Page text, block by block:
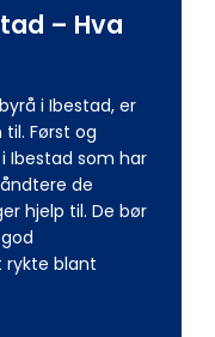
– Hva
i Ibestad, er
Først og
Ibestad som har
de
hjelp til. De bør
rykte blant